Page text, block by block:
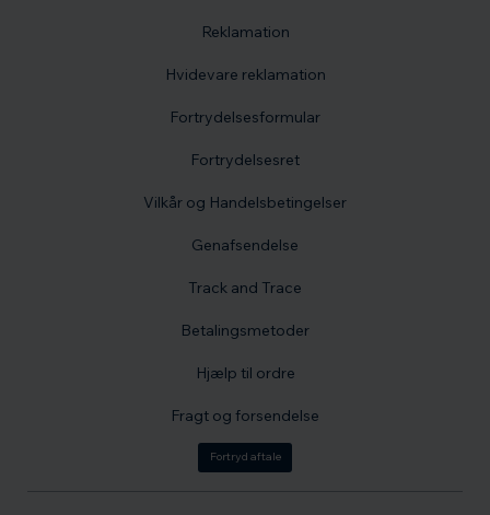
Reklamation
Hvidevare reklamation
Fortrydelsesformular
Fortrydelsesret
Vilkår og Handelsbetingelser
Genafsendelse
Track and Trace
Betalingsmetoder
Hjælp til ordre
Fragt og forsendelse
Fortryd aftale